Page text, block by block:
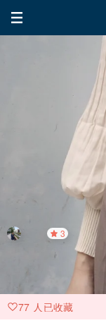
3
77 人已收藏